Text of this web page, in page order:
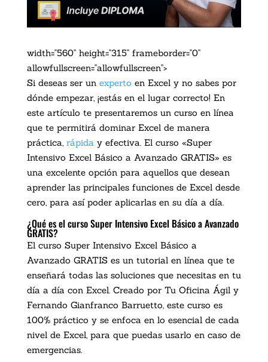
width="560" height="315" frameborder="0"
allowfullscreen="allowfullscreen">
Si deseas ser un experto en Excel y no sabes por
dónde empezar, ¡estás en el lugar correcto! En
este artículo te presentaremos un curso en línea
que te permitirá dominar Excel de manera
práctica, rápida y efectiva. El curso «Super
Intensivo Excel Básico a Avanzado GRATIS» es
una excelente opción para aquellos que desean
aprender las principales funciones de Excel desde
cero, para así poder aplicarlas en su día a día.
¿Qué es el curso Super Intensivo Excel Básico a Avanzado
GRATIS?
El curso Super Intensivo Excel Básico a
Avanzado GRATIS es un tutorial en línea que te
enseñará todas las soluciones que necesitas en tu
día a día con Excel. Creado por Tu Oficina Ágil y
Fernando Gianfranco Barruetto, este curso es
100% práctico y se enfoca en lo esencial de cada
nivel de Excel, para que puedas usarlo en caso de
emergencias.